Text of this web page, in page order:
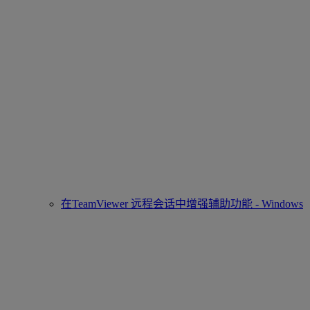
在TeamViewer 远程会话中增强辅助功能 - Windows